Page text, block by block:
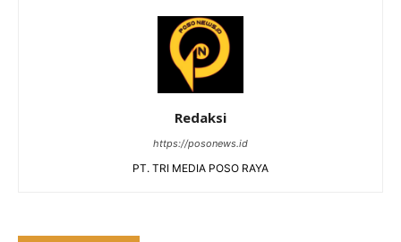
Redaksi
https://posonews.id
PT. TRI MEDIA POSO RAYA